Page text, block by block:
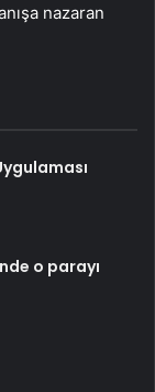
nazaran
o parayı